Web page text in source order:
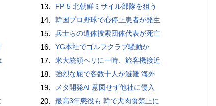
13. FP-5 北朝鮮ミサイル部隊を狙う
14. 韓国プロ野球で心停止患者が発生
15. 兵士らの遺体捜索団体代表が死亡
16. YG本社でゴルフクラブ騒動か
17. 米大統領ヘリに一時、旅客機接近
18. 強烈な屁で客数十人が避難 海外
19. メタ開発AI 意図せず他社に侵入
20. 最高3年懲役も 韓で犬肉食禁止に